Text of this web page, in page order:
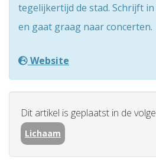
tegelijkertijd de stad. Schrijft
en gaat graag naar concerten.
Website
Dit artikel is geplaatst in de
Lichaam